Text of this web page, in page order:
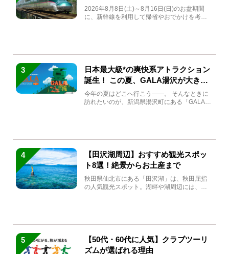
急券も解説
2026年8月8日(土)～8月16日(日)のお盆期間
に、新幹線を利用して帰省やおでかけを考え
3
日本最大級*の爽快系アトラクション
誕生！ この夏、GALA湯沢が大きく
生まれ変わる
今年の夏はどこへ行こう――。 そんなときに
訪れたいのが、新潟県湯沢町にある「GALA湯
4
【田沢湖周辺】おすすめ観光スポッ
ト8選！絶景からお土産まで
秋田県仙北市にある「田沢湖」は、秋田屈指
の人気観光スポット。湖畔や湖周辺には、田
5
【50代・60代に人気】クラブツーリ
ズムが選ばれる理由